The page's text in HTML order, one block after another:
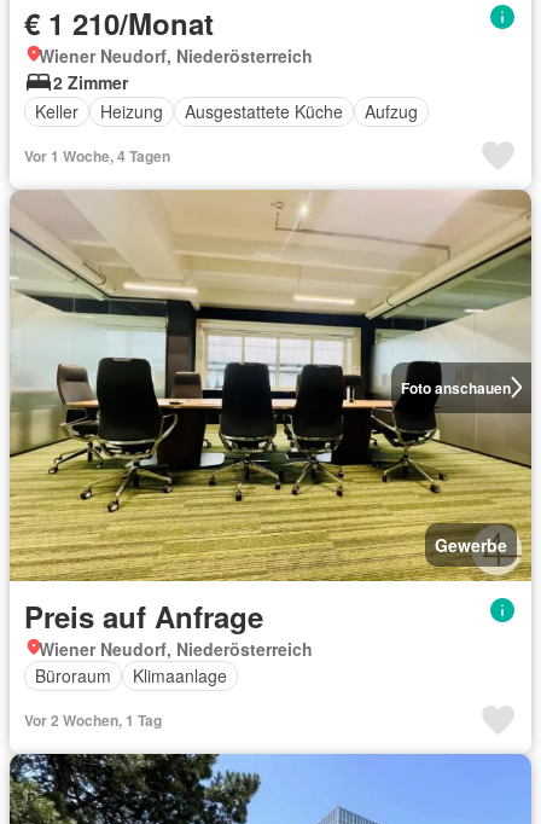
€ 1 210/Monat
Wiener Neudorf, Niederösterreich
2 Zimmer
Keller
Heizung Ausgestattete Küche Aufzug
Vor 1 Woche, 4 Tagen
Foto anschauen
Gewerbe
Preis auf Anfrage
Wiener Neudorf, Niederösterreich
Büroraum
Klimaanlage
Vor 2 Wochen, 1 Tag